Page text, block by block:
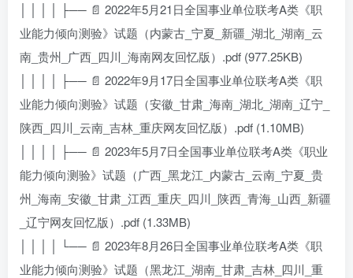
│ │ │ │ ├── 📄 2022年5月21日全国事业单位联考A类《职
业能力倾向测验》试题（内蒙古_宁夏_新疆_湖北_湖南_云
南_贵州_广西_四川_海南网友回忆版）.pdf (977.25KB)
│ │ │ │ ├── 📄 2022年9月17日全国事业单位联考A类《职
业能力倾向测验》试题（安徽_甘肃_海南_湖北_湖南_辽宁_
陕西_四川_云南_吉林_重庆网友回忆版）.pdf (1.10MB)
│ │ │ │ ├── 📄 2023年5月7日全国事业单位联考A类《职业
能力倾向测验》试题（广西_黑龙江_内蒙古_云南_宁夏_贵
州_海南_安徽_甘肃_江西_重庆_四川_陕西_青海_山西_新疆
_辽宁网友回忆版）.pdf (1.33MB)
│ │ │ │ └── 📄 2023年8月26日全国事业单位联考A类《职
业能力倾向测验》试题（黑龙江_湖南_甘肃_吉林_四川_重